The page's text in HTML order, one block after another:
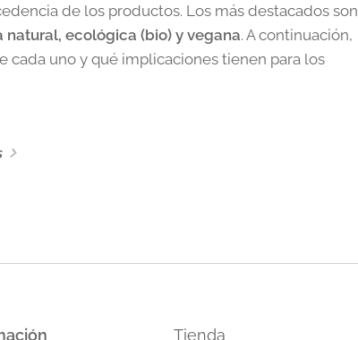
de los productos. Los más destacados son
ecológica (bio) y vegana. A continuación,
cada uno y qué implicaciones tienen para los
Tienda